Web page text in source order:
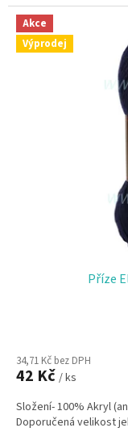
Akce
Výprodej
Příze
34,71 Kč bez DPH
42 Kč / ks
Složení- 100% Akryl
Doporučená velikost